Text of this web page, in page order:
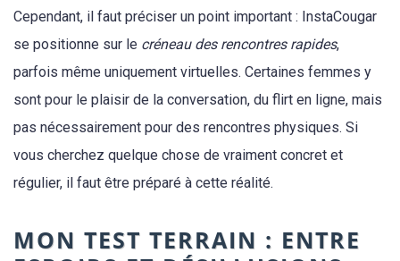
Cependant, il faut préciser un point important : InstaCougar
se positionne sur le créneau des rencontres rapides,
parfois même uniquement virtuelles. Certaines femmes y
sont pour le plaisir de la conversation, du flirt en ligne, mais
pas nécessairement pour des rencontres physiques. Si
vous cherchez quelque chose de vraiment concret et
régulier, il faut être préparé à cette réalité.
MON TEST TERRAIN : ENTRE